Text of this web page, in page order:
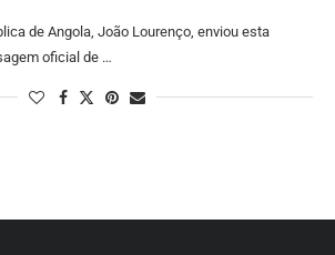
de Angola, João Lourenço, enviou esta
oficial de …